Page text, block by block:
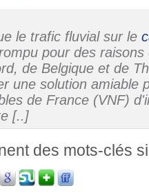
le trafic fluvial sur le
pour des
de Belgique et de
une solution amiable
de France (VNF)
[..]
des mots-clés